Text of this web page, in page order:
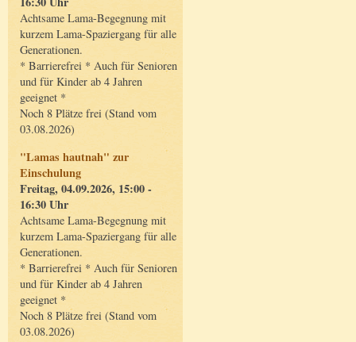
Achtsame Lama-Begegnung mit
kurzem Lama-Spaziergang für alle
Generationen.
* Barrierefrei * Auch für Senioren
und für Kinder ab 4 Jahren
geeignet *
Noch 8 Plätze frei (Stand vom
03.08.2026)
"Lamas hautnah" zur
Einschulung
Freitag, 04.09.2026, 15:00 -
16:30 Uhr
Achtsame Lama-Begegnung mit
kurzem Lama-Spaziergang für alle
Generationen.
* Barrierefrei * Auch für Senioren
und für Kinder ab 4 Jahren
geeignet *
Noch 8 Plätze frei (Stand vom
03.08.2026)